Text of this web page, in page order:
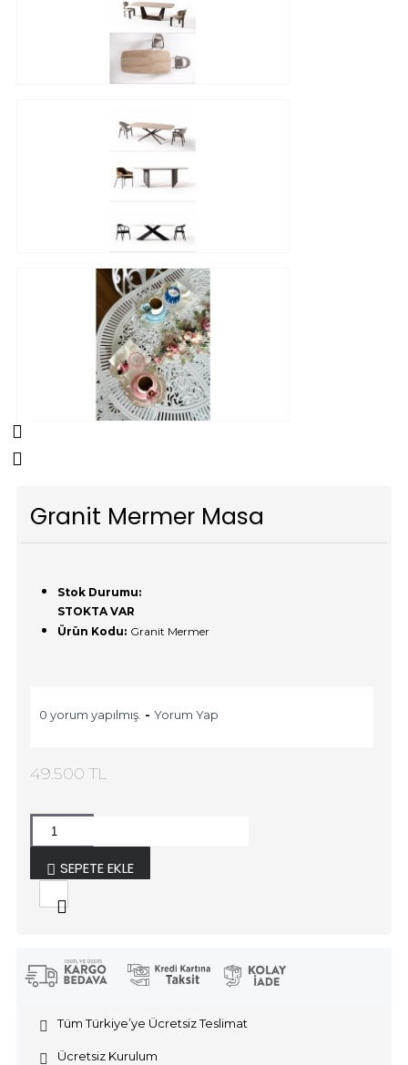
Granit Mermer Masa
Stok Durumu:
STOKTA VAR
Ürün Kodu: Granit Mermer
0 yorum yapılmış. - Yorum Yap
49.500 TL
SEPETE EKLE
Tüm Türkiye’ye Ücretsiz Teslimat
Ücretsiz Kurulum